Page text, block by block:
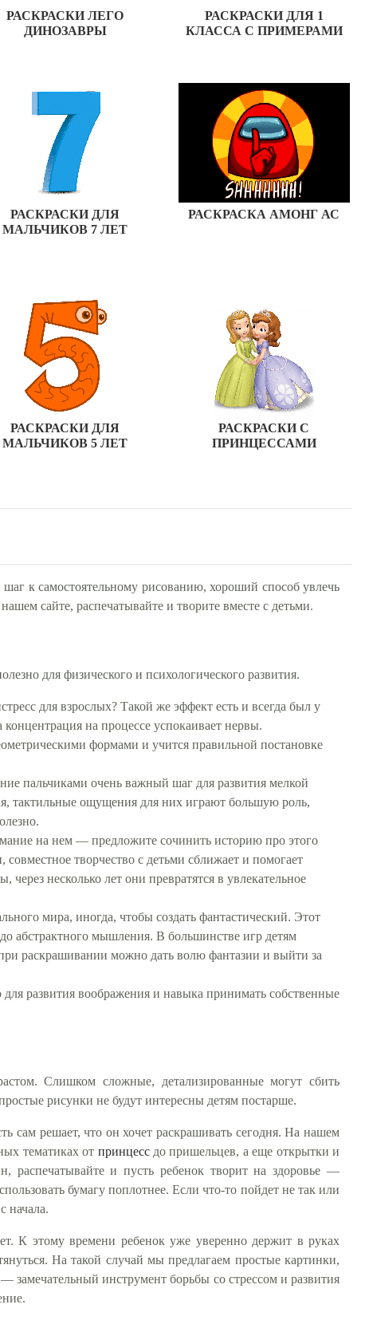
РАСКРАСКИ ЛЕГО
ДИНОЗАВРЫ
РАСКРАСКИ ДЛЯ 1
КЛАССА С ПРИМЕРАМИ
РАСКРАСКИ ДЛЯ
МАЛЬЧИКОВ 7 ЛЕТ
РАСКРАСКА АМОНГ АС
РАСКРАСКИ ДЛЯ
МАЛЬЧИКОВ 5 ЛЕТ
РАСКРАСКИ С
ПРИНЦЕССАМИ
к самостоятельному рисованию, хороший способ увлечь
сайте, распечатывайте и творите вместе с детьми.
для физического и психологического развития.
для взрослых? Такой же эффект есть и всегда был у
на процессе успокаивает нервы.
формами и учится правильной постановке
пальчиками очень важный шаг для развития мелкой
тактильные ощущения для них играют большую роль,
на нем — предложите сочинить историю про этого
творчество с детьми сближает и помогает
несколько лет они превратятся в увлекательное
мира, иногда, чтобы создать фантастический. Этот
абстрактного мышления. В большинстве игр детям
раскрашивании можно дать волю фантазии и выйти за
развития воображения и навыка принимать собственные
Слишком сложные, детализированные могут сбить
рисунки не будут интересны детям постарше.
сам решает, что он хочет раскрашивать сегодня. На нашем
тематиках от принцессдо пришельцев, а еще открытки и
распечатывайте и пусть ребенок творит на здоровье —
бумагу поплотнее. Если что-то пойдет не так или
начала.
К этому времени ребенок уже уверенно держит в руках
На такой случай мы предлагаем простые картинки,
замечательный инструмент борьбы со стрессом и развития